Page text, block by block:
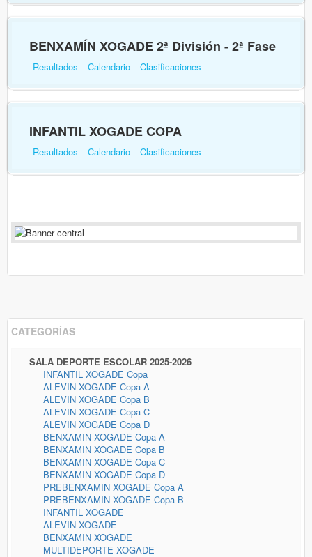
BENXAMÍN XOGADE 2ª División - 2ª Fase
Resultados Calendario Clasificaciones
INFANTIL XOGADE COPA
Resultados Calendario Clasificaciones
CATEGORÍAS
SALA DEPORTE ESCOLAR 2025-2026
INFANTIL XOGADE Copa
ALEVIN XOGADE Copa A
ALEVIN XOGADE Copa B
ALEVIN XOGADE Copa C
ALEVIN XOGADE Copa D
BENXAMIN XOGADE Copa A
BENXAMIN XOGADE Copa B
BENXAMIN XOGADE Copa C
BENXAMIN XOGADE Copa D
PREBENXAMIN XOGADE Copa A
PREBENXAMIN XOGADE Copa B
INFANTIL XOGADE
ALEVIN XOGADE
BENXAMIN XOGADE
MULTIDEPORTE XOGADE